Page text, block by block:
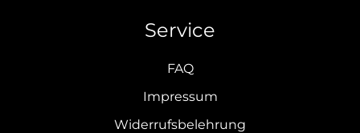
Service
FAQ
Impressum
Widerrufsbelehrung